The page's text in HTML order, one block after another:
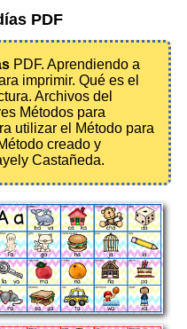
PDF
PDF. Aprendiendo a
imprimir. Qué es el
Archivos del
Métodos para
utilizar el Método para
creado y
Castañeda.